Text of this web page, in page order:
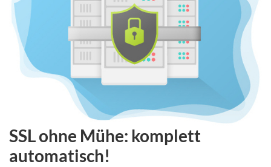
SSL ohne Mühe: komplett
automatisch!